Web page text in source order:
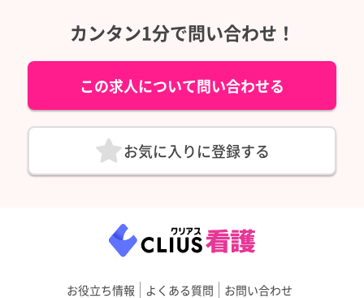
カンタン1分で問い合わせ！
この求人について問い合わせる
お気に入りに登録する
お役立ち情報 よくある質問 お問い合わせ